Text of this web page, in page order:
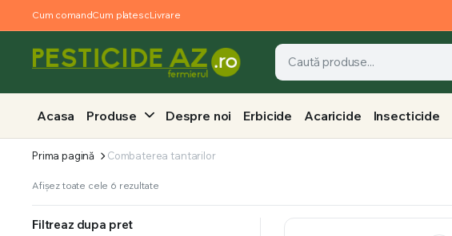
Cum comandCum platescLivrare
Acasa Produse Despre noi Erbicide Acaricide Insecticide
Prima pagină Combaterea tantarilor
Afișez toate cele 6 rezultate
Filtreaz dupa pret